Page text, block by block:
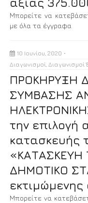
Μπορείτε να
με όλα τα έγγραφα
10 Ιουνίου, 2020
Διαγωνισμοί Διαγωνισμοί
ΠΡΟΚΗΡΥΞΗ
ΣΥΜΒΑΣΗΣ
την επιλογή
κατασκευής
«ΚΑΤΑΣΚΕΥΗ
ΔΗΜΟΤΙΚΟ
εκτιμώμενης
Μπορείτε να